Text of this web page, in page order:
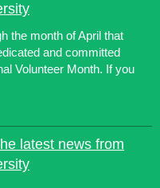
the month of April that
and committed
Volunteer Month. If you
latest news from